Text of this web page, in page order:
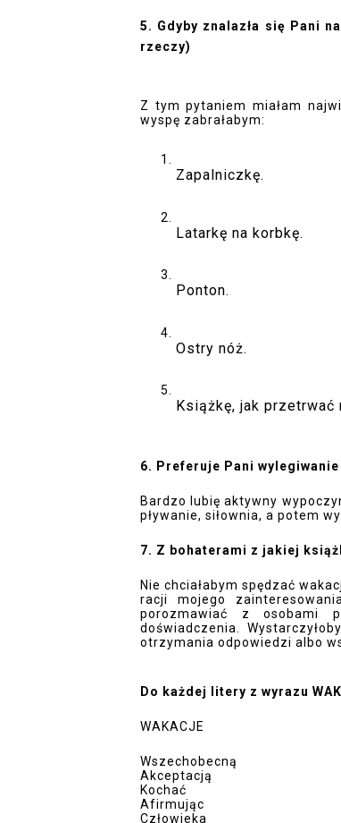
5. Gdyby znalazła się Pani
rzeczy)
Z tym pytaniem miałam
wyspę zabrałabym:
Zapalniczkę.
Latarkę na korbkę.
Ponton.
Ostry nóż.
Książkę, jak
6. Preferuje Pani
Bardzo lubię aktywny
pływanie, siłownia, a potem
7. Z bohaterami z jakiej
Nie chciałabym spędzać
racji mojego
porozmawiać z osobami
doświadczenia.
otrzymania odpowiedzi albo
Do każdej litery z wyrazu
WAKACJE
Wszechobecną
Akceptacją
Kochać
Afirmując
Człowieka